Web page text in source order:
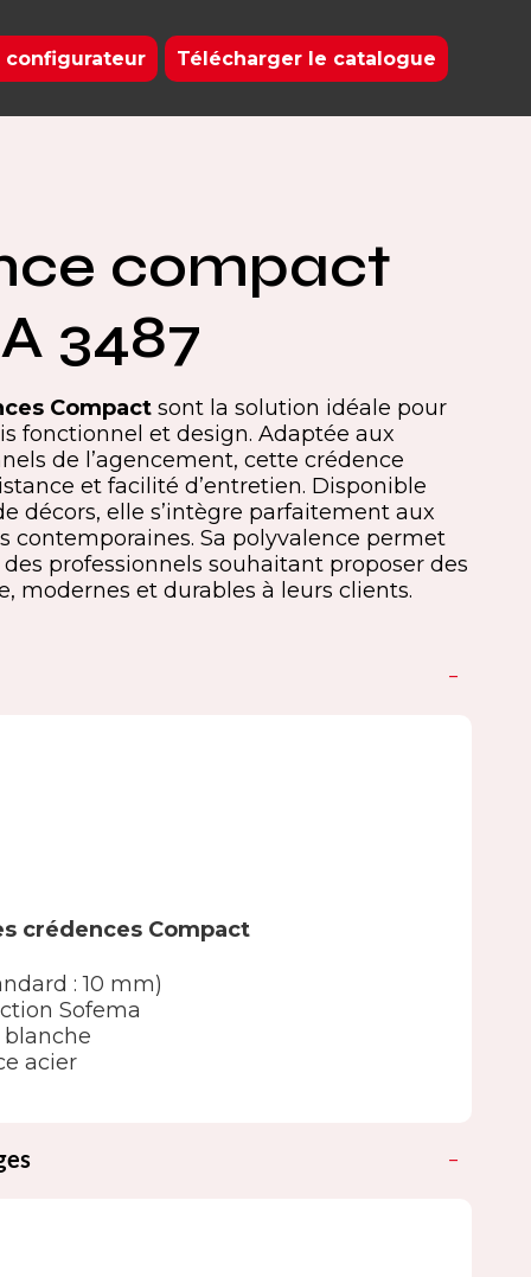
configurateur Télécharger le catalogue
compact
3487
Compact sont la solution idéale pour
fonctionnel et design. Adaptée aux
de l’agencement, cette crédence
et facilité d’entretien. Disponible
décors, elle s’intègre parfaitement aux
contemporaines. Sa polyvalence permet
professionnels souhaitant proposer des
modernes et durables à leurs clients.
crédences Compact
: 10 mm)
Sofema
acier